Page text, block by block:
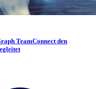
TeamConnect den